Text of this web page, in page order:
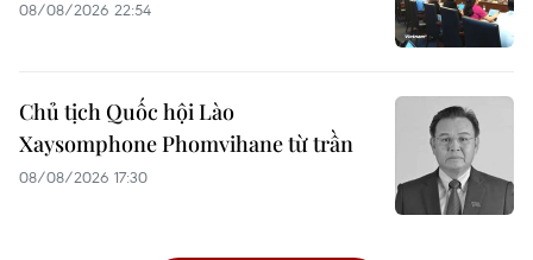
08/08/2026 22:54
Chủ tịch Quốc hội Lào
Xaysomphone Phomvihane từ trần
08/08/2026 17:30